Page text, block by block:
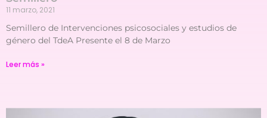
11 marzo, 2021
Semillero de Intervenciones psicosociales y estudios de
género del TdeA Presente el 8 de Marzo
Leer más »